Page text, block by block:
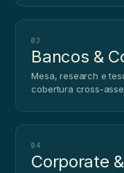
03
Bancos &
Mesa, research e
cobertura cross-
04
Corporate